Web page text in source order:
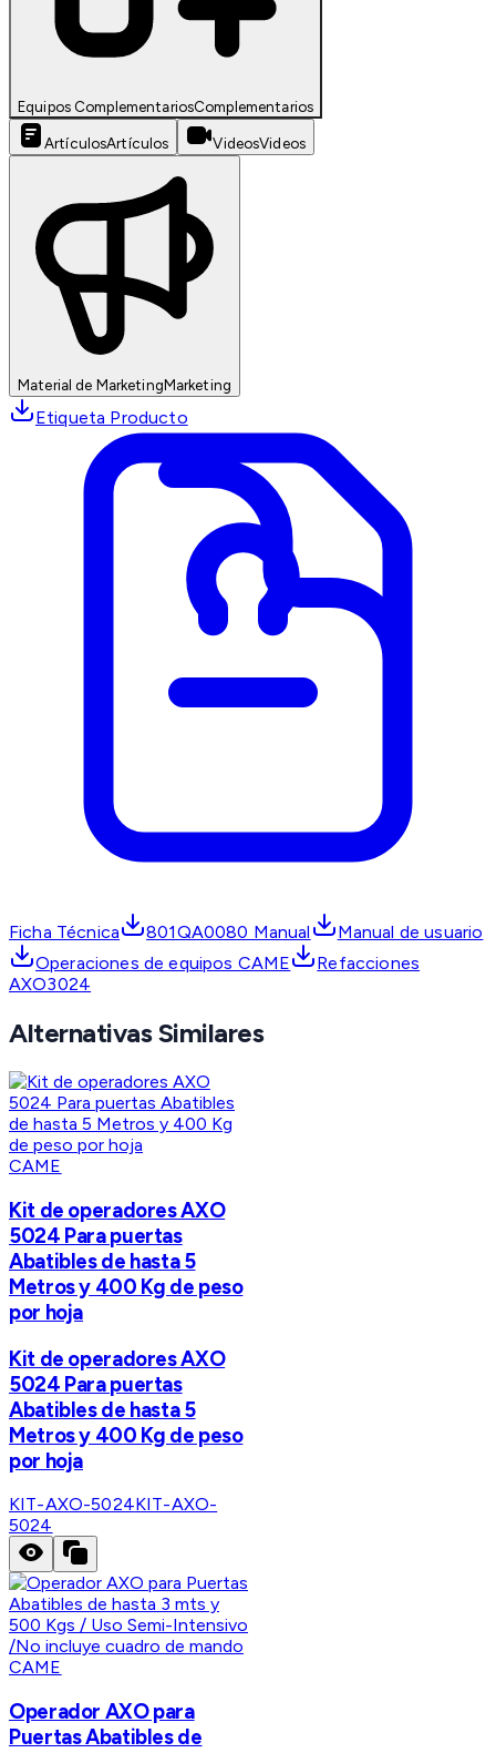
Equipos ComplementariosComplementarios
ArtículosArtículos VideosVideos
Material de MarketingMarketing
Etiqueta Producto
Ficha Técnica 801QA0080 Manual
Manual de usuario
Operaciones de equipos CAME
Refacciones
AXO3024
Alternativas Similares
CAME
Kit de operadores AXO
5024 Para puertas
Abatibles de hasta 5
Metros y 400 Kg de peso
por hoja
Kit de operadores AXO
5024 Para puertas
Abatibles de hasta 5
Metros y 400 Kg de peso
por hoja
KIT-AXO-5024KIT-AXO-
5024
CAME
Operador AXO para
Puertas Abatibles de